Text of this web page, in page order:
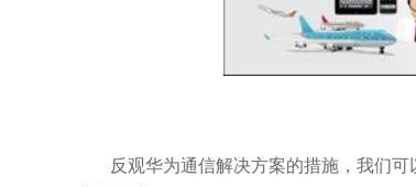
反观华为通信解决方案的措施，我们